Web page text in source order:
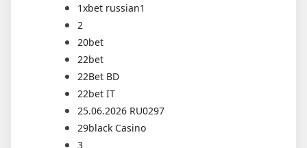
1xbet russian1
2
20bet
22bet
22Bet BD
22bet IT
25.06.2026 RU0297
29black Casino
3